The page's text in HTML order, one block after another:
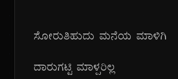
ಸೋರುತಿಹುದು ಮನೆಯ ಮಾಳಿಗಿ
ದಾರುಗಟ್ಟಿ ಮಾಳ್ಪರಿಲ್ಲ